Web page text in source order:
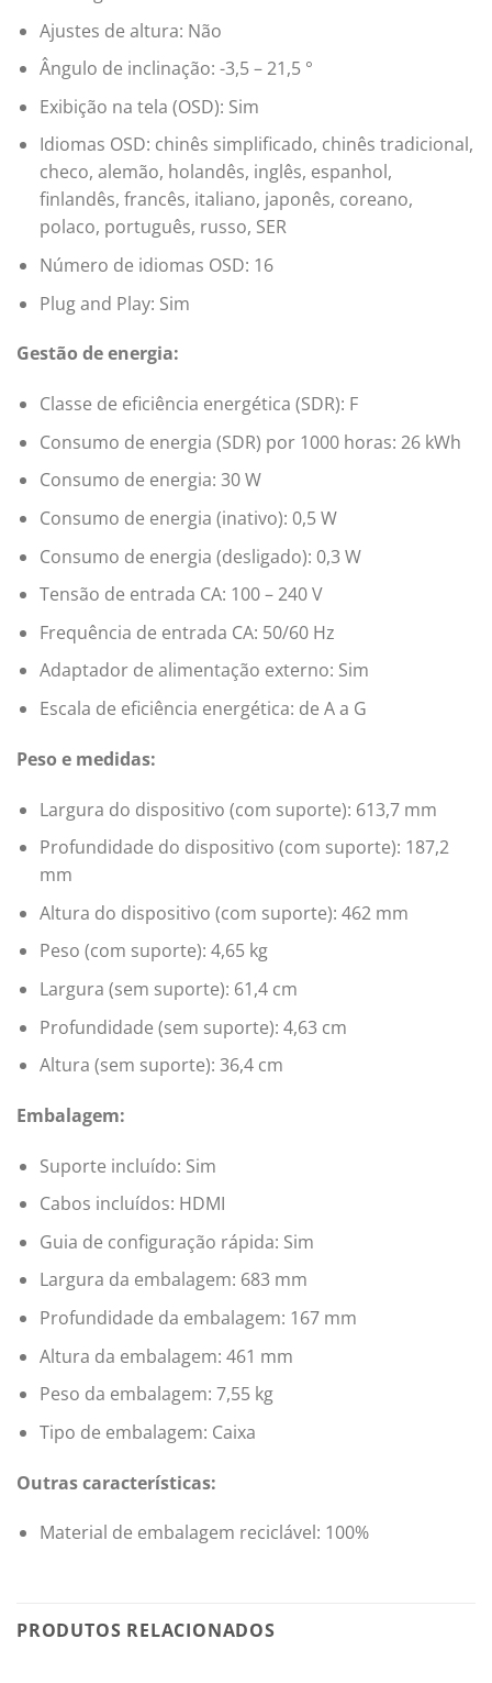
Ajustes de altura: Não
Ângulo de inclinação: -3,5 – 21,5 °
Exibição na tela (OSD): Sim
Idiomas OSD: chinês simplificado, chinês tradicional,
checo, alemão, holandês, inglês, espanhol,
finlandês, francês, italiano, japonês, coreano,
polaco, português, russo, SER
Número de idiomas OSD: 16
Plug and Play: Sim
Gestão de energia:
Classe de eficiência energética (SDR): F
Consumo de energia (SDR) por 1000 horas: 26 kWh
Consumo de energia: 30 W
Consumo de energia (inativo): 0,5 W
Consumo de energia (desligado): 0,3 W
Tensão de entrada CA: 100 – 240 V
Frequência de entrada CA: 50/60 Hz
Adaptador de alimentação externo: Sim
Escala de eficiência energética: de A a G
Peso e medidas:
Largura do dispositivo (com suporte): 613,7 mm
Profundidade do dispositivo (com suporte): 187,2
mm
Altura do dispositivo (com suporte): 462 mm
Peso (com suporte): 4,65 kg
Largura (sem suporte): 61,4 cm
Profundidade (sem suporte): 4,63 cm
Altura (sem suporte): 36,4 cm
Embalagem:
Suporte incluído: Sim
Cabos incluídos: HDMI
Guia de configuração rápida: Sim
Largura da embalagem: 683 mm
Profundidade da embalagem: 167 mm
Altura da embalagem: 461 mm
Peso da embalagem: 7,55 kg
Tipo de embalagem: Caixa
Outras características:
Material de embalagem reciclável: 100%
PRODUTOS RELACIONADOS